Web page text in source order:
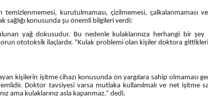
temizlenmemesi, kurutulmaması, çizilmemesi, çalkalanmaması
sağlığı konusunda şu önemli bilgileri verdi:
yağ dokusudur. Bu nedenle kulaklarınıza herhangi bir şey
sorun ototoksik ilaçlardır. “Kulak problemi olan kişiler doktora
kişilerin işitme cihazı konusunda ön yargılara sahip olmaması
Doktor tavsiyesi varsa mutlaka kullanılmalı ve net işitme
ama kulaklarınız asla kapanmaz.” dedi.